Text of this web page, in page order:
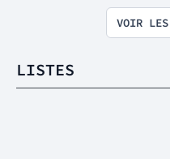
VOIR
LISTES